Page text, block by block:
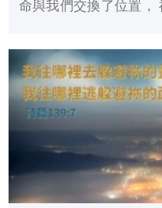
命與我們交換了位置，
赦罪的平安，我們有為